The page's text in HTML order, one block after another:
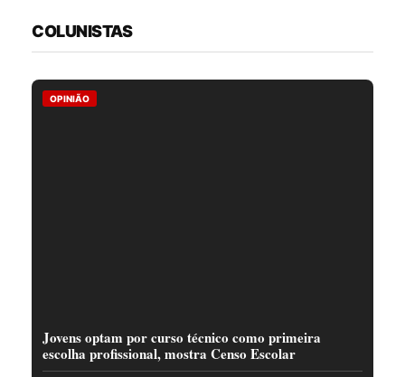
COLUNISTAS
OPINIÃO
Jovens optam por curso técnico como primeira
escolha profissional, mostra Censo Escolar